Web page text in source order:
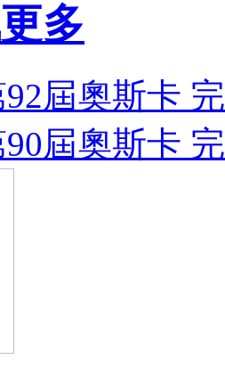
更多
屆奧斯卡
屆奧斯卡